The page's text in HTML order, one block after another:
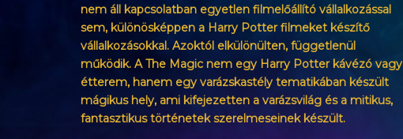
nem áll kapcsolatban egyetlen filmelőállító vállalkozással
sem, különösképpen a Harry Potter filmeket készítő
vállalkozásokkal. Azoktól elkülönülten, függetlenül
működik. A The Magic nem egy Harry Potter kávézó vagy
étterem, hanem egy varázskastély tematikában készült
mágikus hely, ami kifejezetten a varázsvilág és a mitikus,
fantasztikus történetek szerelmeseinek készült.